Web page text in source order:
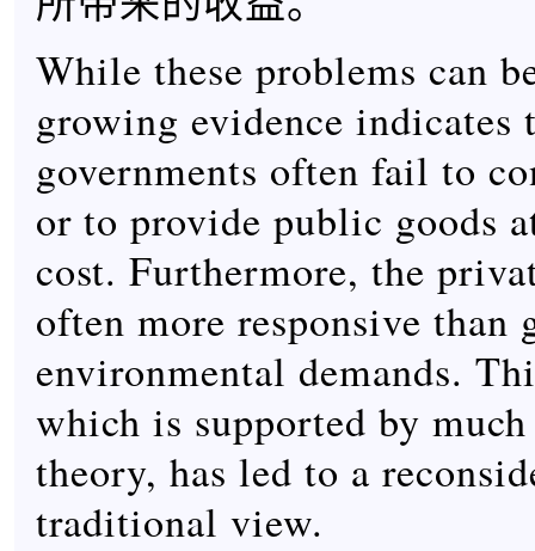
While these problems can
growing evidence indicates
governments often fail to
or to provide public goods
cost. Furthermore, the
often more responsive than
environmental demands.
which is supported by
theory, has led to a
traditional view.